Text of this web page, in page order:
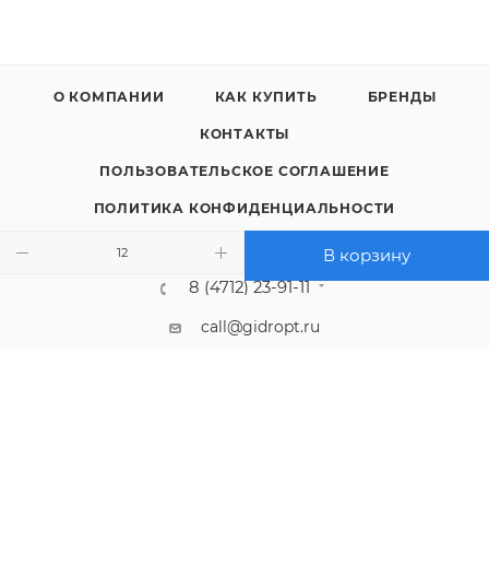
В корзину
О КОМПАНИИ КАК КУПИТЬ БРЕНДЫ
КОНТАКТЫ
ПОЛЬЗОВАТЕЛЬСКОЕ СОГЛАШЕНИЕ
ПОЛИТИКА КОНФИДЕНЦИАЛЬНОСТИ
8 (4712) 23-91-11
call@gidropt.ru